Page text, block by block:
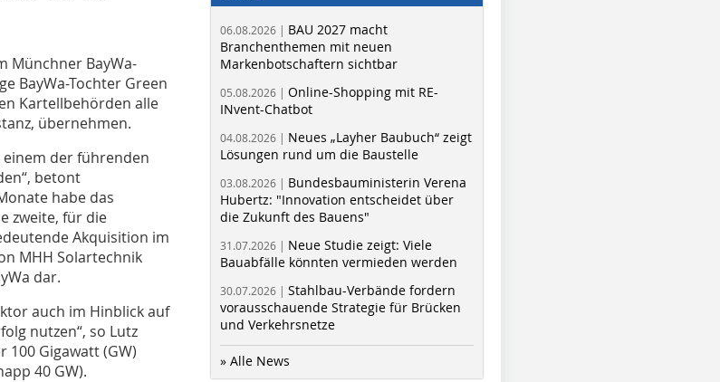
Münchner BayWa-
BayWa-Tochter Green
Kartellbehörden alle
übernehmen.
einem der führenden
betont
habe das
zweite, für die
Akquisition im
MHH Solartechnik
dar.
auch im Hinblick auf
nutzen“, so Lutz
100 Gigawatt (GW)
40 GW).
06.08.2026 | BAU 2027 macht
Branchenthemen mit neuen
Markenbotschaftern sichtbar
05.08.2026 | Online-Shopping mit RE-
INvent-Chatbot
04.08.2026 | Neues „Layher Baubuch“ zeigt
Lösungen rund um die Baustelle
03.08.2026 | Bundesbauministerin Verena
Hubertz: "Innovation entscheidet über
die Zukunft des Bauens"
31.07.2026 | Neue Studie zeigt: Viele
Bauabfälle könnten vermieden werden
30.07.2026 | Stahlbau-Verbände fordern
vorausschauende Strategie für Brücken
und Verkehrsnetze
» Alle News